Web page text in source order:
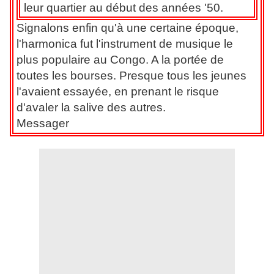
leur quartier au début des années '50.
Signalons enfin qu'à une certaine époque,
l'harmonica fut l'instrument de musique le
plus populaire au Congo. A la portée de
toutes les bourses. Presque tous les jeunes
l'avaient essayée, en prenant le risque
d'avaler la salive des autres.
Messager